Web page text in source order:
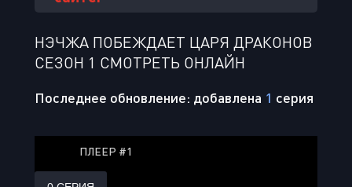
НЭЧЖА ПОБЕЖДАЕТ ЦАРЯ ДРАКОНОВ
СЕЗОН 1 СМОТРЕТЬ ОНЛАЙН
Последнее обновление: добавлена 1 серия
ПЛЕЕР #1